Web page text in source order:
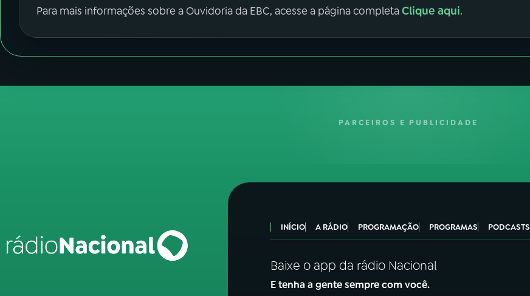
Para mais informações sobre a Ouvidoria da EBC, acesse a página completaClique aqui.
PARCEIROS E PUBLICIDADE
INÍCIO A RÁDIO PROGRAMAÇÃO PROGRAMAS PODCASTS
Baixe o app da rádio Nacional
E tenha a gente sempre com você.